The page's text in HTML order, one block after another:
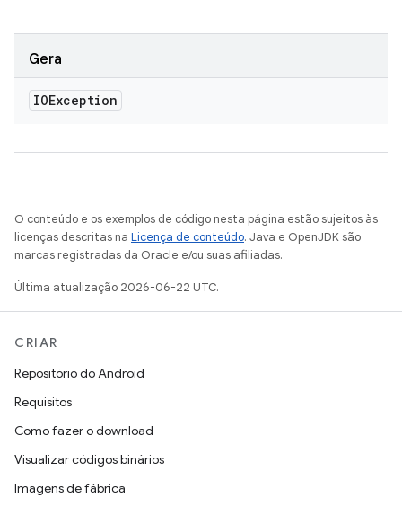
Gera
IOException
O conteúdo e os exemplos de código nesta página estão sujeitos às
licenças descritas na Licença de conteúdo. Java e OpenJDK são
marcas registradas da Oracle e/ou suas afiliadas.
Última atualização 2026-06-22 UTC.
CRIAR
Repositório do Android
Requisitos
Como fazer o download
Visualizar códigos binários
Imagens de fábrica